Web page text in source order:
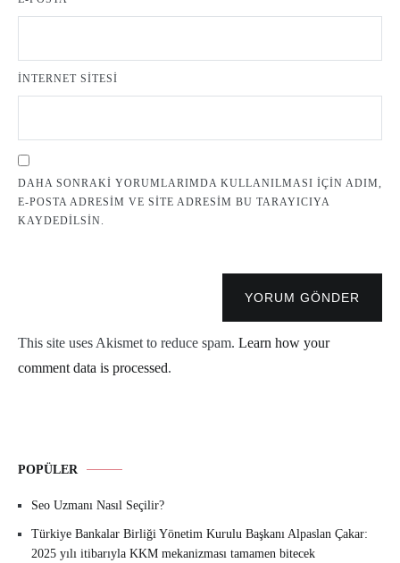
İNTERNET SITESI
DAHA SONRAKI YORUMLARIMDA KULLANILMASI IÇIN ADIM,
E-POSTA ADRESIM VE SITE ADRESIM BU TARAYICIYA
KAYDEDILSIN.
YORUM GÖNDER
This site uses Akismet to reduce spam. Learn how your
comment data is processed.
POPÜLER
Seo Uzmanı Nasıl Seçilir?
Türkiye Bankalar Birliği Yönetim Kurulu Başkanı Alpaslan Çakar:
2025 yılı itibarıyla KKM mekanizması tamamen bitecek